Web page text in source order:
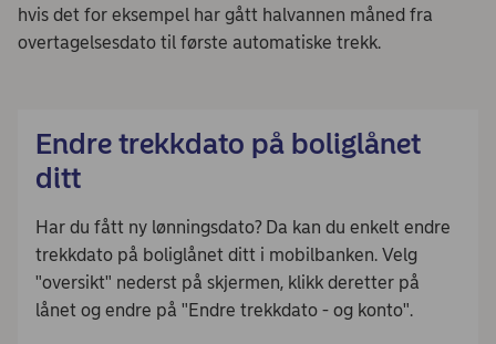
hvis det for eksempel har gått halvannen måned fra
overtagelsesdato til første automatiske trekk.
Endre trekkdato på boliglånet
ditt
Har du fått ny lønningsdato? Da kan du enkelt endre
trekkdato på boliglånet ditt i mobilbanken. Velg
"oversikt" nederst på skjermen, klikk deretter på
lånet og endre på "Endre trekkdato - og konto".